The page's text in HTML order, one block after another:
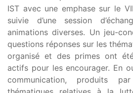
IST avec une emphase sur le
suivie d’une session
animations diverses. Un jeu-
questions réponses sur les
organisé et des primes ont
actifs pour les encourager. En
communication, produits